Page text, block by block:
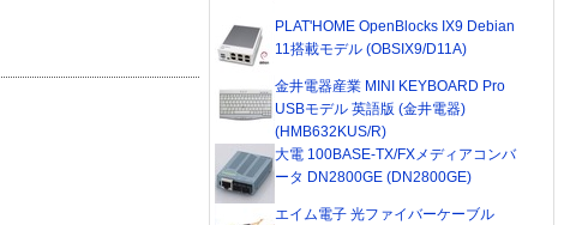
PLAT'HOME OpenBlocks IX9 Debian
11搭載モデル (OBSIX9/D11A)
金井電器産業 MINI KEYBOARD Pro
USBモデル 英語版 (金井電器)
(HMB632KUS/R)
大電 100BASE-TX/FXメディアコンバ
ータ DN2800GE (DN2800GE)
エイム電子 光ファイバーケーブル